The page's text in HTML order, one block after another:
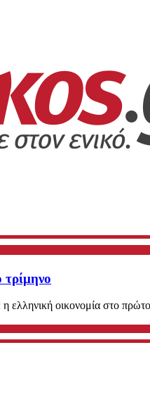
ελληνική οικονομία στο